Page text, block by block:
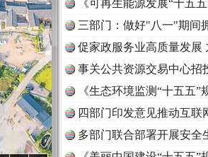
《可再生能源发展“十五
三部门：做好"八一"期间
促家政服务业高质量发展
事关公共资源交易中心招
《生态环境监测“十五五
读
四部门印发意见推动互联
多部门联合部署开展安全